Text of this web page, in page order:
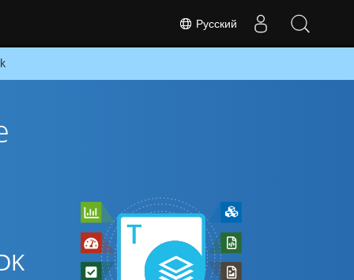
Русский